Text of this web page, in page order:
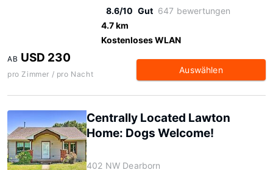
8.6/10 Gut 647 bewertungen
4.7 km
Kostenloses WLAN
AB USD 230
pro Zimmer / pro Nacht Auswählen
Centrally Located Lawton
Home: Dogs Welcome!
402 NW Dearborn